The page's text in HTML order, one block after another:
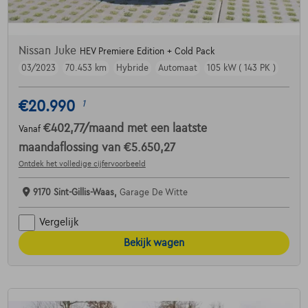
Nissan Juke HEV Premiere Edition + Cold Pack
03/2023
70.453 km Hybride Automaat 105 kW ( 143 PK )
€20.990 1
Vanaf €402,77/maand met een laatste
maandaflossing van €5.650,27
Ontdek het volledige cijfervoorbeeld
9170 Sint-Gillis-Waas, Garage De Witte
Vergelijk
Bekijk wagen